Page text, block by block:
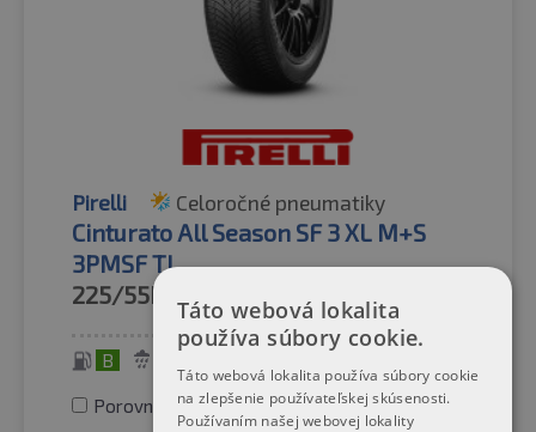
Pirelli Celoročné pneumatiky
Cinturato All Season SF 3 XL M+S
3PMSF TL
225/55R18
102V
B
Porovnať pneumatiky
Táto webová lokalita
používa súbory cookie.
Táto webová lokalita používa súbory cookie
na zlepšenie používateľskej skúsenosti.
Používaním našej webovej lokality